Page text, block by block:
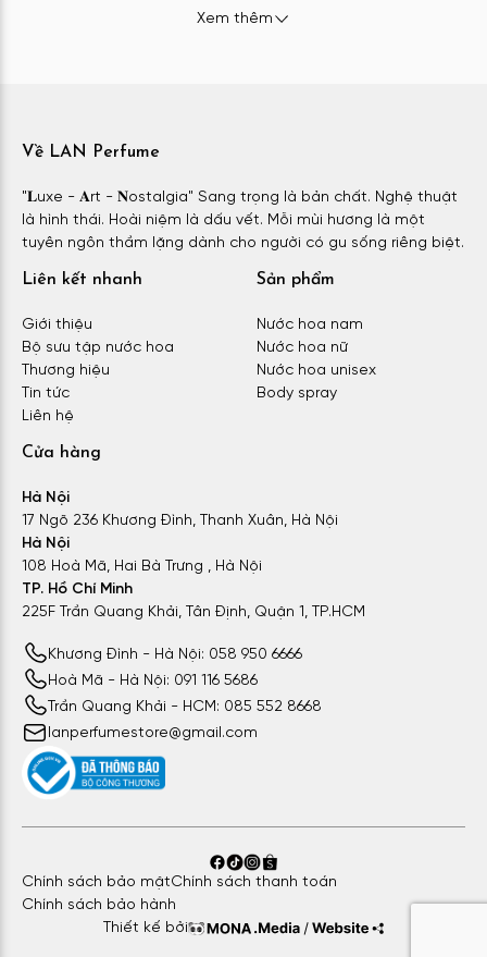
hương, mà còn mang lại phong cách và cá tính riêng biệt.
kế chai đơn giản nhưng mạnh mẽ với tông màu xanh nhạt và
tin và quyến rũ. Chai dầu thơm Versace này không chỉ phù
hợp với phong cách thanh lịch, mà còn tạo nên sự tươi mát,
năng động cho người sử dụng.
Versace Parfum Pour Homme
Độ lưu hương:4 – 6 tiếng
Độ toả hương:1 sải tay
Phong cách:Tươi mát, Cuốn hút, Nam tính
Ra mắt: 2008
Xuất xứ: Ý
Xem thêm
Về LAN Perfume
"𝐋uxe - 𝐀rt - 𝐍ostalgia" Sang trọng là bản chất. Nghệ thuật
là hình thái. Hoài niệm là dấu vết. Mỗi mùi hương là một
tuyên ngôn thầm lặng dành cho người có gu sống riêng biệt.
Liên kết nhanh
Giới thiệu
Bộ sưu tập nước hoa
Thương hiệu
Tin tức
Liên hệ
Sản phẩm
Nước hoa nam
Nước hoa nữ
Nước hoa unisex
Body spray
Cửa hàng
Hà Nội
17 Ngõ 236 Khương Đình, Thanh Xuân, Hà Nội
Hà Nội
108 Hoà Mã, Hai Bà Trưng , Hà Nội
TP. Hồ Chí Minh
225F Trần Quang Khải, Tân Định, Quận 1, TP.HCM
Khương Đình - Hà Nội: 058 950 6666
Hoà Mã - Hà Nội: 091 116 5686
Trần Quang Khải - HCM: 085 552 8668
lanperfumestore@gmail.com
Chính sách bảo mậtChính sách thanh toán
Chính sách bảo hành
Thiết kế bởi